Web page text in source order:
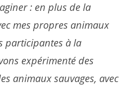
: en plus de la
mes propres animaux
participantes à la
expérimenté des
animaux sauvages, avec